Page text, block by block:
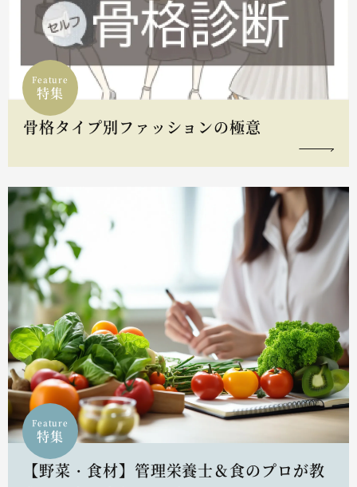
Feature
特集
骨格タイプ別ファッションの極意
Feature
特集
【野菜・食材】管理栄養士＆食のプロが教